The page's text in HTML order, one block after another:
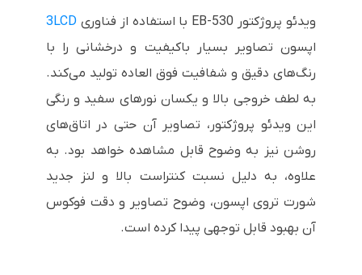
ویدئو پروژکتور EB-530 با استفاده از فناوری3LCD
اپسون تصاویر بسیار باکیفیت و درخشانی را با
رنگ‌های دقیق و شفافیت فوق العاده تولید می‌کند.
به لطف خروجی بالا و یکسان نورهای سفید و رنگی
این ویدئو پروژکتور، تصاویر آن حتی در اتاق‌های
روشن نیز به وضوح قابل مشاهده خواهد بود. به
علاوه، به دلیل نسبت کنتراست بالا و لنز جدید
شورت تروی اپسون، وضوح تصاویر و دقت فوکوس
آن بهبود قابل توجهی پیدا کرده است.